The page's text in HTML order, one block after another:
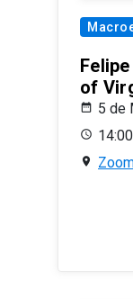
of
5 de
14:00